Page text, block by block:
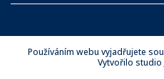
Používáním webu vyjadřujete
Vytvořilo studio